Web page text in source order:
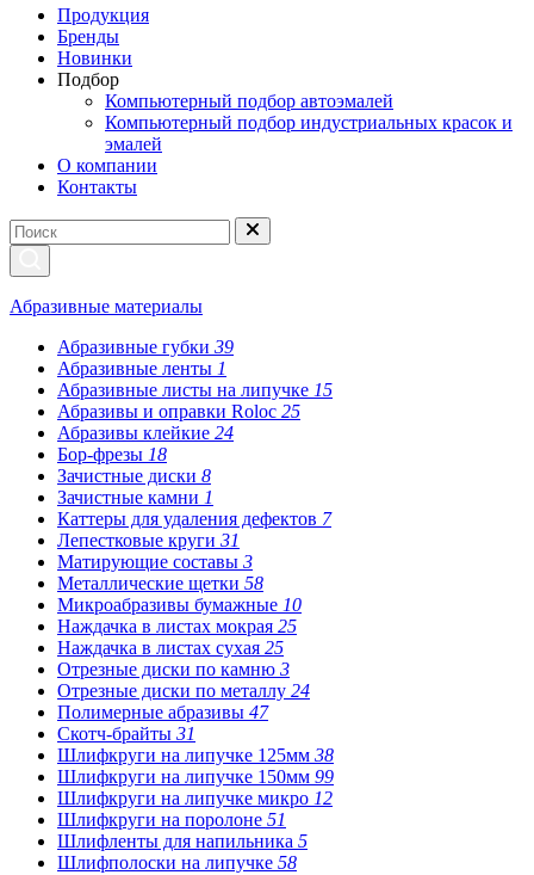
Продукция
Бренды
Новинки
Подбор
Компьютерный подбор автоэмалей
Компьютерный подбор индустриальных красок и
эмалей
О компании
Контакты
Абразивные материалы
Абразивные губки 39
Абразивные ленты 1
Абразивные листы на липучке 15
Абразивы и оправки Roloc 25
Абразивы клейкие 24
Бор-фрезы 18
Зачистные диски 8
Зачистные камни 1
Каттеры для удаления дефектов 7
Лепестковые круги 31
Матирующие составы 3
Металлические щетки 58
Микроабразивы бумажные 10
Наждачка в листах мокрая 25
Наждачка в листах сухая 25
Отрезные диски по камню 3
Отрезные диски по металлу 24
Полимерные абразивы 47
Скотч-брайты 31
Шлифкруги на липучке 125мм 38
Шлифкруги на липучке 150мм 99
Шлифкруги на липучке микро 12
Шлифкруги на поролоне 51
Шлифленты для напильника 5
Шлифполоски на липучке 58